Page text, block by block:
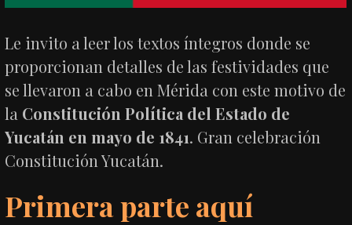
Le invito a leer los textos íntegros donde se
proporcionan detalles de las festividades que
se llevaron a cabo en Mérida con este motivo de
la Constitución Política del Estado de
Yucatán en mayo de 1841. Gran celebración
Constitución Yucatán.
Primera parte aquí